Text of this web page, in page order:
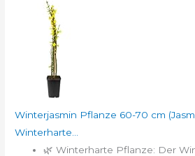
Winterjasmin Pflanze 60-70 cm
Winterharte...
🌿 Winterharte Pflanze: Der